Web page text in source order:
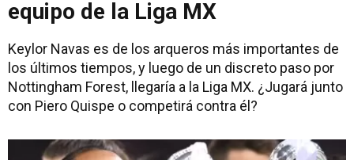
equipo de la Liga MX
Keylor Navas es de los arqueros más importantes de
los últimos tiempos, y luego de un discreto paso por
Nottingham Forest, llegaría a la Liga MX. ¿Jugará junto
con Piero Quispe o competirá contra él?